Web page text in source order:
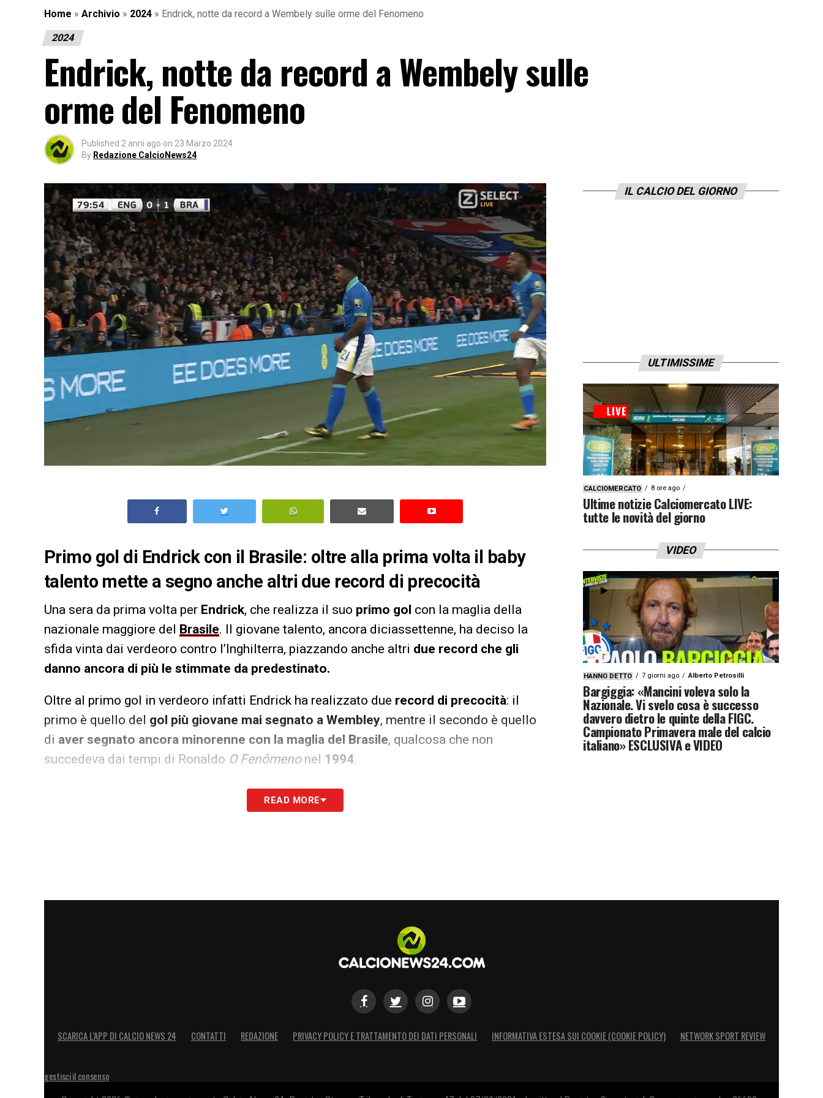
Home » Archivio » 2024 » Endrick, notte da record a Wembely sulle orme del Fenomeno
2024
Endrick, notte da record a Wembely sulle
orme del Fenomeno
Published 2 anni ago on 23 Marzo 2024
By Redazione CalcioNews24
Primo gol di Endrick con il Brasile: oltre alla prima volta il baby
talento mette a segno anche altri due record di precocità
Una sera da prima volta per Endrick, che realizza il suo primo gol con la maglia della
nazionale maggiore del Brasile. Il giovane talento, ancora diciassettenne, ha deciso la
sfida vinta dai verdeoro contro l’Inghilterra, piazzando anche altri due record che gli
danno ancora di più le stimmate da predestinato.
Oltre al primo gol in verdeoro infatti Endrick ha realizzato due record di precocità: il
primo è quello del gol più giovane mai segnato a Wembley, mentre il secondo è quello
di aver segnato ancora minorenne con la maglia del Brasile, qualcosa che non
succedeva dai tempi di Ronaldo O Fenômenonel 1994.
LA PLAYLIST DELLE NOSTRE TOP NEWSREAD MORE
IL CALCIO DEL GIORNO
ULTIMISSIME
CALCIOMERCATO 8 ore ago
Ultime notizie Calciomercato LIVE:
tutte le novità del giorno
VIDEO
HANNO DETTO 7 giorni ago Alberto Petrosilli
Bargiggia: «Mancini voleva solo la
Nazionale. Vi svelo cosa è successo
davvero dietro le quinte della FIGC.
Campionato Primavera male del calcio
italiano» ESCLUSIVA e VIDEO
SCARICA L’APP DI CALCIO NEWS 24 CONTATTI REDAZIONE PRIVACY POLICY E TRATTAMENTO DEI DATI PERSONALI INFORMATIVA ESTESA SUI COOKIE (COOKIE POLICY) NETWORK SPORT REVIEW
gestisci il consenso